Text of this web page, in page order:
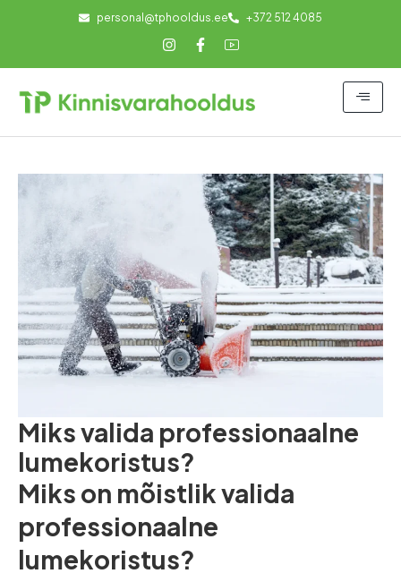
personal@tphooldus.ee +372 512 4085
Miks valida professionaalne
lumekoristus?
Miks on mõistlik valida
professionaalne
lumekoristus?